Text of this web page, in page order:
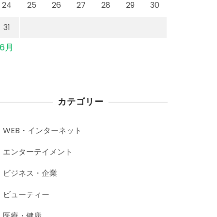
24 25 26 27 28 29
30
31
月
カテゴリー
WEB・インターネット
エンターテイメント
ビジネス・企業
ビューティー